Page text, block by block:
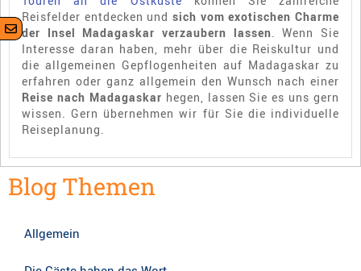
Reisfelder entdecken und sich vom exotischen Charme
der Insel Madagaskar verzaubern lassen. Wenn Sie
Interesse daran haben, mehr über die Reiskultur und
die allgemeinen Gepflogenheiten auf Madagaskar zu
erfahren oder ganz allgemein den Wunsch nach einer
Reise nach Madagaskar hegen, lassen Sie es uns gern
wissen. Gern übernehmen wir für Sie die individuelle
Reiseplanung.
Blog Themen
Allgemein